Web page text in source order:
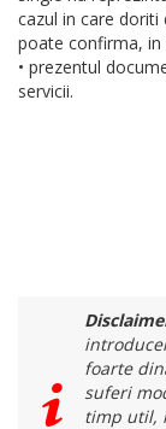
cazul in care
poate confirma,
• prezentul
servicii.
foarte
suferi
timp util,